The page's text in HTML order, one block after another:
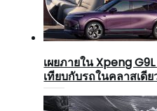
เผยภายใน Xpeng
เทียบกับรถในคลาสเดี